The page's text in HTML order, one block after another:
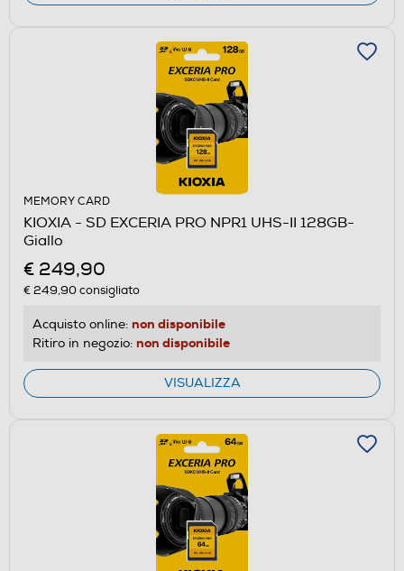
MEMORY CARD
KIOXIA - SD EXCERIA PRO NPR1 UHS-II 128GB-
Giallo
€ 249,90
€ 249,90consigliato
Acquisto online: non disponibile
Ritiro in negozio: non disponibile
VISUALIZZA